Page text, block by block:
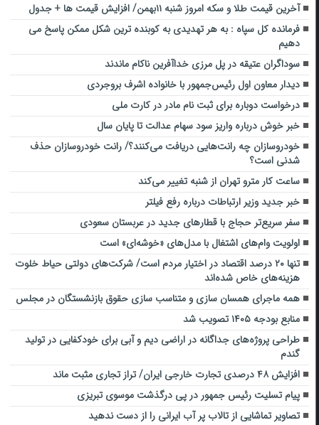
آخرین قیمت طلا و سکه امروز شنبه ۱۱بهمن/ افزایش قیمت ها + جدول
فرمانده کل سپاه : به هر تهدیدی به کوبنده ترین شکل ممکن پاسخ می
دهیم
سوداگران عتیقه در پل مرزی خداآفرین ناکام ماندند
دیدار معاون اول رئیس‌جمهور با خانواده اشرف بروجردی
درخواست دوباره برای ثبت نام مادر در کارت ملی
خبر خوش درباره واریز سود سهام عدالت تا پایان سال
خودروسازان چه رانت‌هایی دریافت می‌کنند؟/ رانت خودروسازان حذف
شدنی است؟
ساعت کار مترو تهران از شنبه تغییر می‌کند
خبر جدید وزیر ارتباطات درباره رفع فیلتر
سفر سریع‌تر حجاج با قطارهای جدید در عربستان سعودی
اولویت وام‌های اشتغال با مدل‌های «خوشه‌ای» است
تنها ۲۰ درصد اقتصاد در اختیار مردم است/ شرکت‌های دولتی حیاط خلوت
هزینه‌های خاص شده‌اند
همه ماجرای همسان سازی و متناسب سازی حقوق بازنشستگان در مجلس
منابع بودجه ۱۴۰۵ تصویب شد
طراحی پروژه‌های جداگانه در اراضی دیم و آبی برای خودکفایی در تولید
گندم
افزایش ۴۸ درصدی تجارت خارجی ایران/ تراز تجاری مثبت ماند
پیام تسلیت رئیس جمهور در پی درگذشت موسوی تبریزی
تصاویر تماشایی از تالاب پر آب ایرانی را از دست ندهید